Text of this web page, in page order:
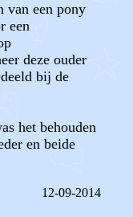
van een pony
een
deze ouder
bij de
het behouden
en beide
12-09-2014